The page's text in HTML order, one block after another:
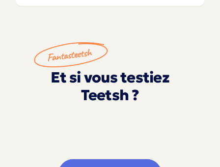
Et si vous testiez
Teetsh ?